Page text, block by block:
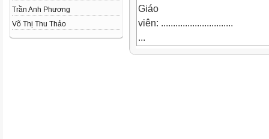
Trần Anh Phương
Võ Thị Thu Thảo
Giáo
viên: ..............................
...